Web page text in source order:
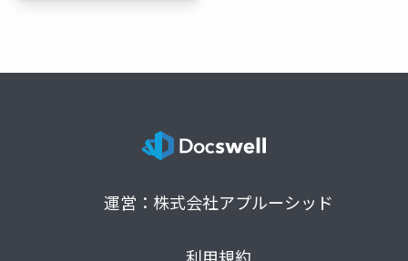
運営：株式会社アプルーシッド